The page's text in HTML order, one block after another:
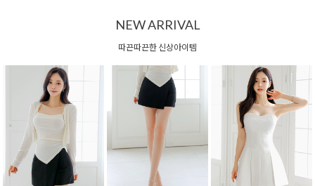
NEW ARRIVAL
따끈따끈한 신상아이템